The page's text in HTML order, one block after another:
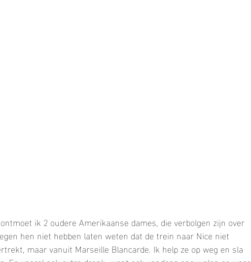
ik 2 oudere Amerikaanse dames, die verbolgen zijn over
hen niet hebben laten weten dat de trein naar Nice niet
maar vanuit Marseille Blancarde. Ik help ze op weg en sla